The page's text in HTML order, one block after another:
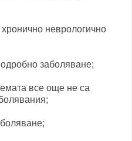
неврологично
заболяване;
все още не са